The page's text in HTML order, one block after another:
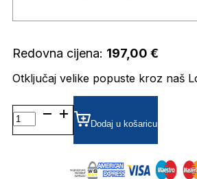
Redovna cijena: 197,00 €
Otključaj velike popuste kroz naš
KALEOSWAIN4 DIOPTRIJSKI
OKVIRI
KALEOS
Dodaj u košaricu